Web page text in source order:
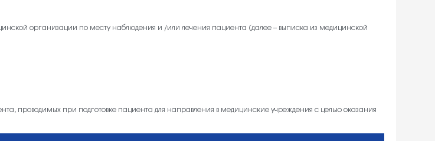
организации по месту наблюдения и /или лечения пациента (далее – выписка из медицинской
проводимых при подготовке пациента для направления в медицинские учреждения с целью оказания